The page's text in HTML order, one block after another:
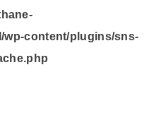
wp-content/plugins/sns-